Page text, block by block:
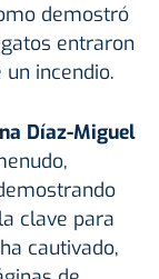
demostró
entraron
incendio.
Díaz-Miguel
clave para
cautivado,